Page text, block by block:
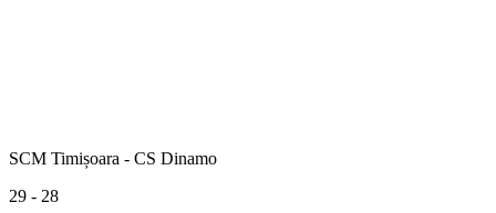
SCM Timișoara - CS Dinamo
29 - 28